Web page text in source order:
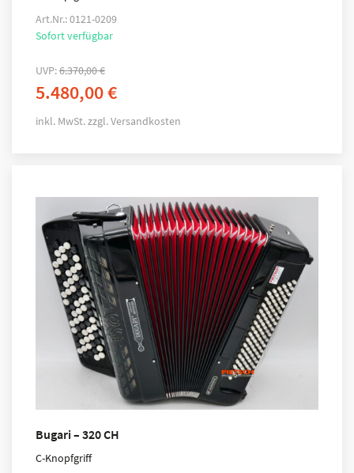
Art.Nr.: 0121-0209
Sofort verfügbar
UVP:6.370,00€
5.480,00€
inkl. MwSt.zzgl.Versandkosten
Bugari – 320 CH
C-Knopfgriff